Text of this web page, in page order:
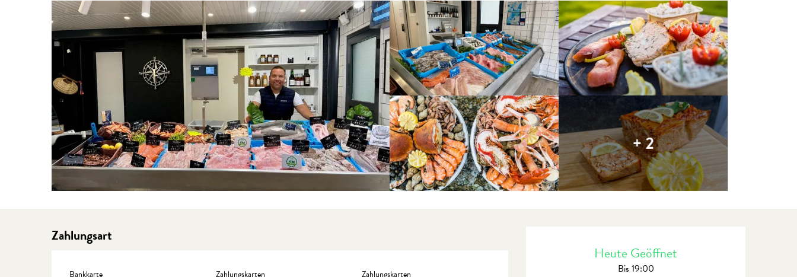
+ 2
Öffnungszeiten &
Heute Geöffnet
Bis 19:00
Zahlungsart
Bankkarte Zahlungskarten Zahlungskarten